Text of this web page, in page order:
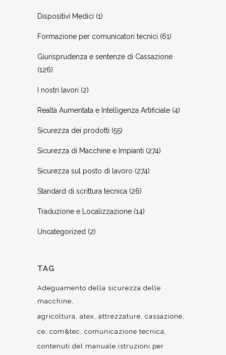
Dispositivi Medici (1)
Formazione per comunicatori tecnici (61)
Giurisprudenza e sentenze di Cassazione
(126)
I nostri lavori (2)
Realtà Aumentata e Intelligenza Artificiale (4)
Sicurezza dei prodotti (55)
Sicurezza di Macchine e Impianti (274)
Sicurezza sul posto di lavoro (274)
Standard di scrittura tecnica (26)
Traduzione e Localizzazione (14)
Uncategorized (2)
TAG
Adeguamento della sicurezza delle
macchine
agricoltura atex attrezzature cassazione
ce com&tec
comunicazione tecnica
contenuti del manuale istruzioni per